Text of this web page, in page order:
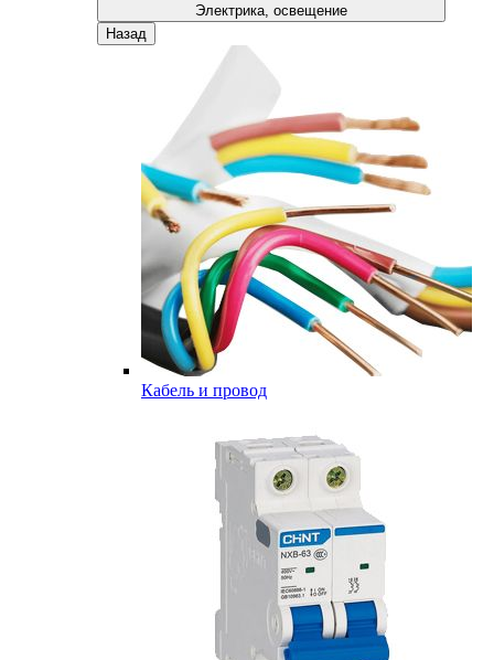
Электрика, освещение
Назад
Кабель и провод